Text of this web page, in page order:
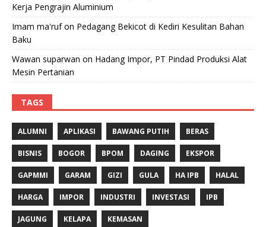
Kerja Pengrajin Aluminium
Imam ma'rufon Pedagang Bekicot di Kediri Kesulitan Bahan
Baku
Wawan suparwan on Hadang Impor, PT Pindad Produksi Alat
Mesin Pertanian
TAGS
ALUMNI APLIKASI BAWANG PUTIH BERAS
BISNIS BOGOR BPOM DAGING EKSPOR
GAPMMI GARAM GIZI GULA HA IPB HALAL
HARGA IMPOR INDUSTRI INVESTASI IPB
JAGUNG KELAPA KEMASAN